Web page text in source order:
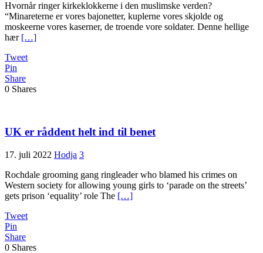
Hvornår ringer kirkeklokkerne i den muslimske verden?
“Minareterne er vores bajonetter, kuplerne vores skjolde og
moskeerne vores kaserner, de troende vore soldater. Denne hellige
hær […]
Tweet
Pin
Share
0 Shares
UK er råddent helt ind til benet
17. juli 2022 Hodja 3
Rochdale grooming gang ringleader who blamed his crimes on
Western society for allowing young girls to ‘parade on the streets’
gets prison ‘equality’ role The […]
Tweet
Pin
Share
0 Shares